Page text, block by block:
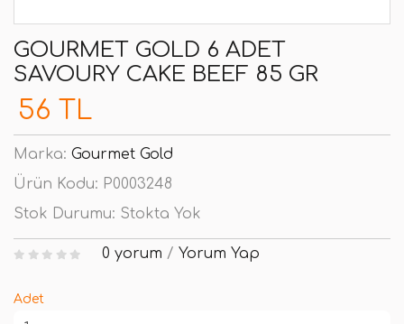
GOURMET GOLD 6 ADET
SAVOURY CAKE BEEF 85 GR
56 TL
Marka: Gourmet Gold
Ürün Kodu: P0003248
Stok Durumu: Stokta Yok
0 yorum / Yorum Yap
Adet